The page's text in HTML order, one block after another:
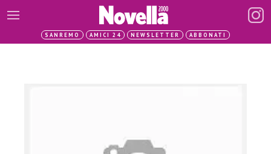
SANREMO AMICI 24 NEWSLETTER ABBONATI